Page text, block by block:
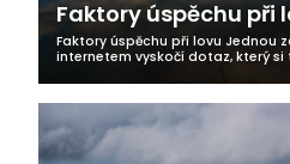
Faktory úspěchu při
Faktory úspěchu při lovu Jednou
internetem vyskočí dotaz, který
nejoblíbenější nástraha?“...